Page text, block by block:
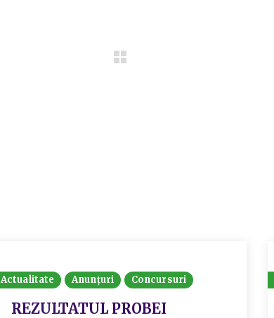
Actualitate Anunțuri Concursuri
REZULTATUL PROBEI